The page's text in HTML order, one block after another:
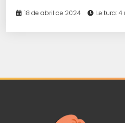
18 de abril de 2024 Leitura: 4